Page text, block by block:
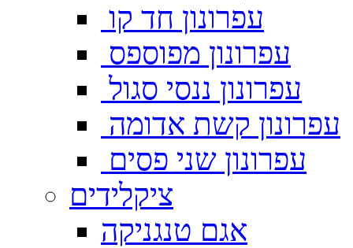
עפרונון חד קו
עפרונון מפוספס
עפרונון ננסי סגול
עפרונון קשת אדומה
עפרונון שני פסים
ציקלידים
אגם טנגניקה